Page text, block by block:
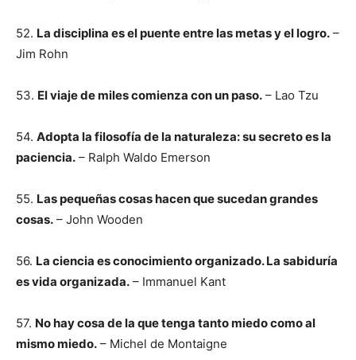
52. La disciplina es el puente entre las metas y el logro. –
Jim Rohn
53. El viaje de miles comienza con un paso. – Lao Tzu
54. Adopta la filosofía de la naturaleza: su secreto es la
paciencia. – Ralph Waldo Emerson
55. Las pequeñas cosas hacen que sucedan grandes
cosas. – John Wooden
56. La ciencia es conocimiento organizado. La sabiduría
es vida organizada. – Immanuel Kant
57. No hay cosa de la que tenga tanto miedo como al
mismo miedo. – Michel de Montaigne